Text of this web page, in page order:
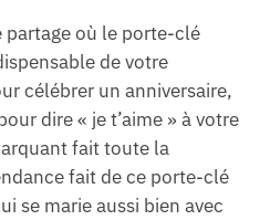
partage où le porte-clé
de votre
célébrer un anniversaire,
dire « je t’aime » à votre
fait toute la
fait de ce porte-clé
se marie aussi bien avec